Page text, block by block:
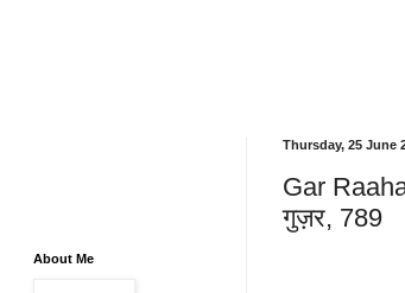
Thursday, 25 June
Gar
गुज़र, 789
About Me